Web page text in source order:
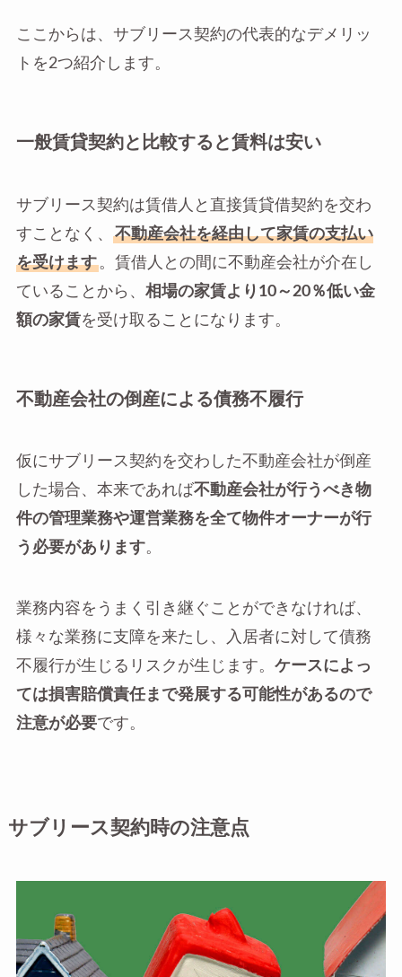
ここからは、サブリース契約の代表的なデメリッ
トを2つ紹介します。
一般賃貸契約と比較すると賃料は安い
サブリース契約は賃借人と直接賃貸借契約を交わ
すことなく、
不動産会社を経由して家賃の支払い
を受けます。賃借人との間に不動産会社が介在し
ていることから、 相場の家賃より10～20％低い金
額の家賃を受け取ることになります。
不動産会社の倒産による債務不履行
仮にサブリース契約を交わした不動産会社が倒産
した場合、本来であれば不動産会社が行うべき物
件の管理業務や運営業務を全て物件オーナーが行
う必要があります。
業務内容をうまく引き継ぐことができなければ、
様々な業務に支障を来たし、入居者に対して債務
不履行が生じるリスクが生じます。 ケースによっ
ては損害賠償責任まで発展する可能性があるので
注意が必要です。
サブリース契約時の注意点